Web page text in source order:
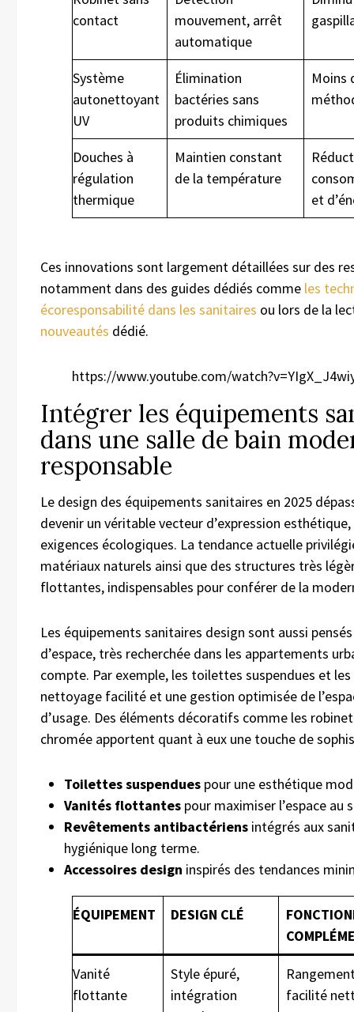
contact
mouvement, arrêt
automatique
Système
autonettoyant
UV
Élimination
bactéries sans
produits chimiques
Moins
Douches à
régulation
thermique
Maintien constant
de la température
et
Ces innovations sont largement détaillées sur des
notamment dans des guides dédiés comme les
écoresponsabilité dans les sanitaires ou lors de la
nouveautés dédié.
https://www.youtube.com/
Intégrer les équipements
dans une salle de bain
responsable
Le design des équipements sanitaires en 2025
devenir un véritable vecteur d’expression
exigences écologiques. La tendance actuelle
matériaux naturels ainsi que des structures très
flottantes, indispensables pour conférer de la
Les équipements sanitaires design sont aussi
d’espace, très recherchée dans les appartements
compte. Par exemple, les toilettes suspendues et
nettoyage facilité et une gestion optimisée de
d’usage. Des éléments décoratifs comme les
chromée apportent quant à eux une touche de
Toilettes suspendues pour une esthétique
Vanités flottantes pour maximiser l’espace au
Revêtements antibactériens intégrés aux
hygiénique long terme.
Accessoires design inspirés des tendances
ÉQUIPEMENT DESIGN CLÉ
Vanité
flottante
Style épuré,
intégration
facilité